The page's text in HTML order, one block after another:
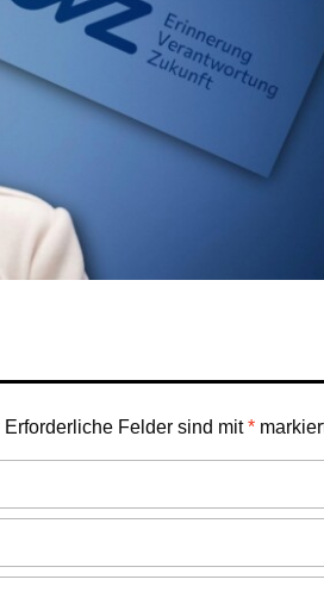
Erforderliche Felder sind mit*